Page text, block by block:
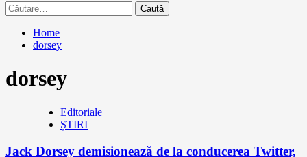
Caută
după:
Home
dorsey
dorsey
Editoriale
ȘTIRI
Jack Dorsey demisionează de la conducerea Twitter,